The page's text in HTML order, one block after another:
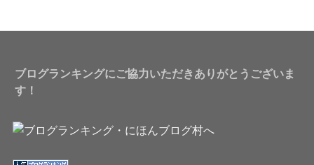
ブログランキングにご協力いただきありがとうございま
す！